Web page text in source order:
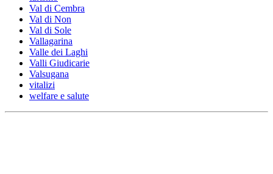
Val di Cembra
Val di Non
Val di Sole
Vallagarina
Valle dei Laghi
Valli Giudicarie
Valsugana
vitalizi
welfare e salute